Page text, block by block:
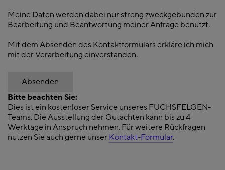
Meine Daten werden dabei nur streng zweckgebunden zur
Bearbeitung und Beantwortung meiner Anfrage benutzt.
Mit dem Absenden des Kontaktformulars erkläre ich mich
mit der Verarbeitung einverstanden.
Absenden
Bitte beachten Sie:
Dies ist ein kostenloser Service unseres FUCHSFELGEN-
Teams. Die Ausstellung der Gutachten kann bis zu 4
Werktage in Anspruch nehmen. Für weitere Rückfragen
nutzen Sie auch gerne unser Kontakt-Formular.